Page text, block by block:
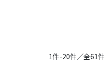
1件-20件／全61件